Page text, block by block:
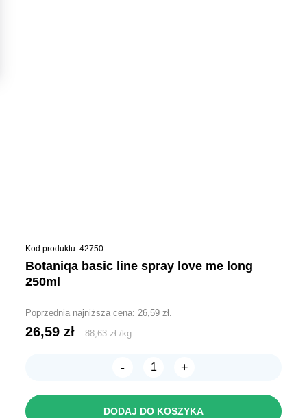
Kod produktu: 42750
botaniqa basic line spray love me long
250ml
Poprzednia najniższa cena:26,59zł.
26,59zł 88,63zł /kg
-
ilość
SPRAY
+
DODAJ DO KOSZYKA